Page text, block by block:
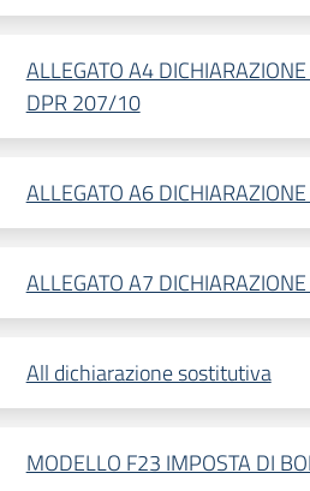
ALLEGATO A4
DPR 207/10
ALLEGATO A6
ALLEGATO A7
All dichiarazione sostitutiva
MODELLO F23 IMPOSTA DI